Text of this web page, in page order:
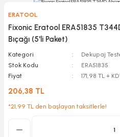
ERATOOL
Fixonic Eratool ERA51835
Bıçağı (5'li Paket)
Kategori
Dekupaj
Stok Kodu
ERA51835
Fiyat
171,98 TL +
206,38 TL
*21,99 TL den başlayan taksitlerle!